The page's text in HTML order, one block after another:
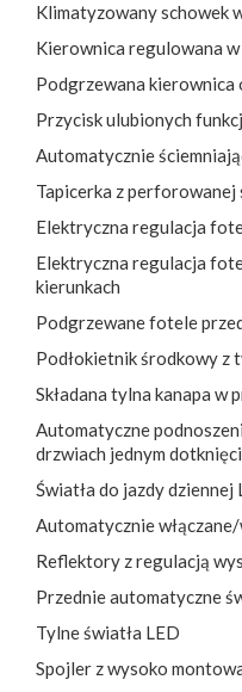
Klimatyzowany schowek
Kierownica regulowana w
Podgrzewana
Przycisk ulubionych
Automatycznie
Tapicerka z
Elektryczna regulacja
Elektryczna regulacja
kierunkach
Podgrzewane fotele
Podłokietnik środkowy z
Składana tylna kanapa w
Automatyczne
drzwiach jednym
Światła do jazdy dziennej
Automatycznie
Reflektory z regulacją
Przednie automatyczne
Tylne światła LED
Spojler z wysoko